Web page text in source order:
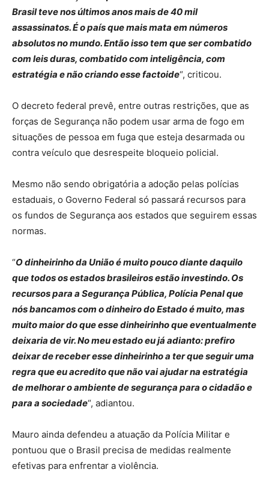
Brasil teve nos últimos anos mais de 40 mil
assassinatos. É o país que mais mata em números
absolutos no mundo. Então isso tem que ser combatido
com leis duras, combatido com inteligência, com
estratégia e não criando esse factoide“, criticou.
O decreto federal prevê, entre outras restrições, que as
forças de Segurança não podem usar arma de fogo em
situações de pessoa em fuga que esteja desarmada ou
contra veículo que desrespeite bloqueio policial.
Mesmo não sendo obrigatória a adoção pelas polícias
estaduais, o Governo Federal só passará recursos para
os fundos de Segurança aos estados que seguirem essas
normas.
“O dinheirinho da União é muito pouco diante daquilo
que todos os estados brasileiros estão investindo. Os
recursos para a Segurança Pública, Polícia Penal que
nós bancamos com o dinheiro do Estado é muito, mas
muito maior do que esse dinheirinho que eventualmente
deixaria de vir. No meu estado eu já adianto: prefiro
deixar de receber esse dinheirinho a ter que seguir uma
regra que eu acredito que não vai ajudar na estratégia
de melhorar o ambiente de segurança para o cidadão e
para a sociedade“, adiantou.
Mauro ainda defendeu a atuação da Polícia Militar e
pontuou que o Brasil precisa de medidas realmente
efetivas para enfrentar a violência.